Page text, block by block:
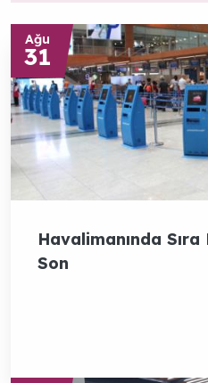
Ağu
31
Havalimanında
Son